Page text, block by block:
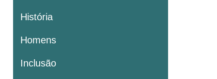
História
Homens
Inclusão